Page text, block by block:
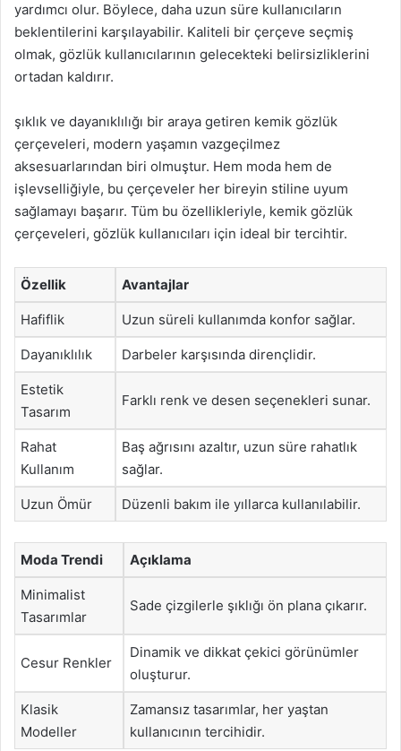
yardımcı olur. Böylece, daha uzun süre kullanıcıların
beklentilerini karşılayabilir. Kaliteli bir çerçeve seçmiş
olmak, gözlük kullanıcılarının gelecekteki belirsizliklerini
ortadan kaldırır.
şıklık ve dayanıklılığı bir araya getiren kemik gözlük
çerçeveleri, modern yaşamın vazgeçilmez
aksesuarlarından biri olmuştur. Hem moda hem de
işlevselliğiyle, bu çerçeveler her bireyin stiline uyum
sağlamayı başarır. Tüm bu özellikleriyle, kemik gözlük
çerçeveleri, gözlük kullanıcıları için ideal bir tercihtir.
Özellik Avantajlar
Hafiflik Uzun süreli kullanımda konfor sağlar.
Dayanıklılık Darbeler karşısında dirençlidir.
Estetik
Tasarım
Farklı renk ve desen seçenekleri sunar.
Rahat
Kullanım
Baş ağrısını azaltır, uzun süre rahatlık
sağlar.
Uzun Ömür Düzenli bakım ile yıllarca kullanılabilir.
Moda Trendi Açıklama
Minimalist
Tasarımlar
Sade çizgilerle şıklığı ön plana çıkarır.
Cesur Renkler
Dinamik ve dikkat çekici görünümler
oluşturur.
Klasik
Modeller
Zamansız tasarımlar, her yaştan
kullanıcının tercihidir.